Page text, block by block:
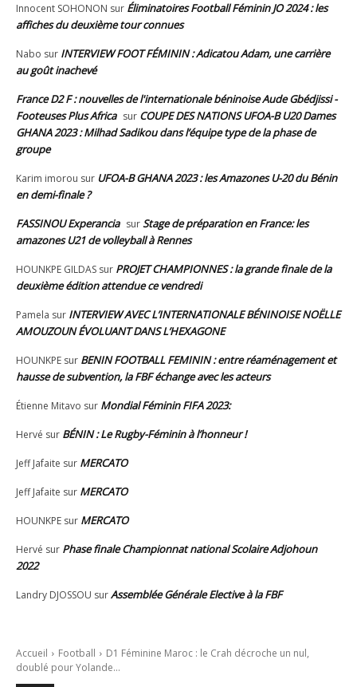
Innocent SOHONON sur Éliminatoires Football Féminin JO 2024 : les
affiches du deuxième tour connues
Nabo sur INTERVIEW FOOT FÉMININ : Adicatou Adam, une carrière
au goût inachevé
France D2 F : nouvelles de l'internationale béninoise Aude Gbédjissi -
Footeuses Plus Africa sur COUPE DES NATIONS UFOA-B U20 Dames
GHANA 2023 : Milhad Sadikou dans l’équipe type de la phase de
groupe
Karim imorou sur UFOA-B GHANA 2023 : les Amazones U-20 du Bénin
en demi-finale ?
FASSINOU Experancia surStage de préparation en France: les
amazones U21 de volleyball à Rennes
HOUNKPE GILDAS sur PROJET CHAMPIONNES : la grande finale de la
deuxième édition attendue ce vendredi
Pamela sur INTERVIEW AVEC L’INTERNATIONALE BÉNINOISE NOËLLE
AMOUZOUN ÉVOLUANT DANS L’HEXAGONE
HOUNKPE sur BENIN FOOTBALL FEMININ : entre réaménagement et
hausse de subvention, la FBF échange avec les acteurs
Étienne Mitavo sur Mondial Féminin FIFA 2023:
Hervé sur BÉNIN : Le Rugby-Féminin à l’honneur !
Jeff Jafaite sur MERCATO
Jeff Jafaite sur MERCATO
HOUNKPE sur MERCATO
Hervé sur Phase finale Championnat national Scolaire Adjohoun
2022
Landry DJOSSOU surAssemblée Générale Elective à la FBF